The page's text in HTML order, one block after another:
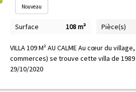
Nouveau
Surface 108 m² Pièce(s)
VILLA 109 M² AU CALME Au cœur du
commerces) se trouve cette villa de
29/10/2020